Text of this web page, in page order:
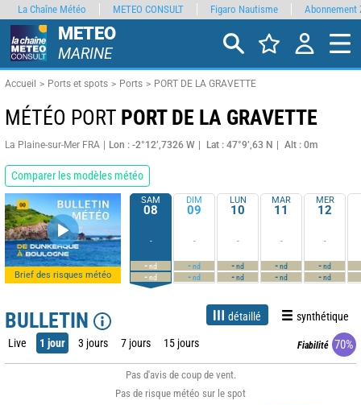
METEO
MARINE
Accueil Ports et spots Ports PORT DE LA GRAVETTE
MÉTÉO PORT PORT DE LA GRAVETTE
La Plaine-sur-Mer FRA Lon : -2°12’,7326 W Lat : 47°9’,63 N Alt : 0m
Comparer les modèles météo
Brief des risques météo
SAM
08
-
-nd
-nd
DIM
09
-
-nd
-nd
LUN
10
-
-nd
-nd
MAR
11
-
-nd
-nd
MER
12
-
-nd
-nd
BULLETIN détaillé synthétique
Live 1 jour 3 jours 7 jours 15 jours Fiabilité 70%
Pas d'avis de coup de vent.
Pas de risque météo sur le spot
La Chaîne Météo METEO CONSULT Figaro Nautisme Abonnement